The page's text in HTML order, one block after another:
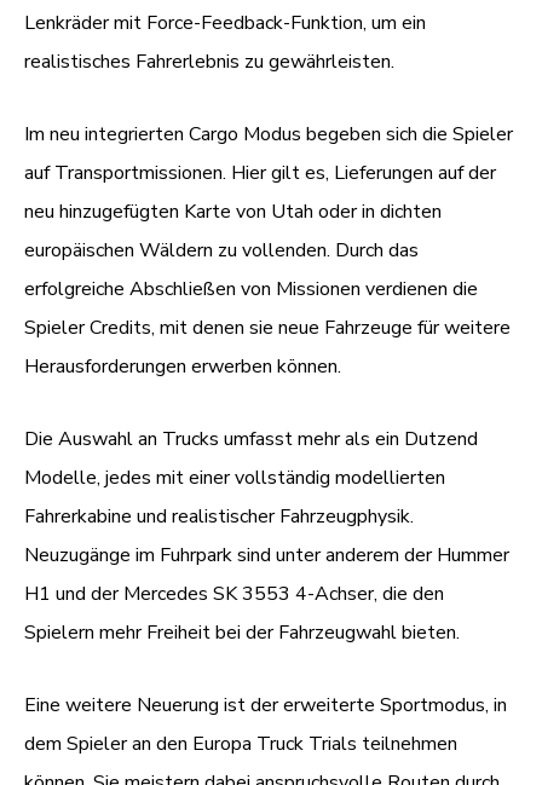
Lenkräder mit Force-Feedback-Funktion, um ein
realistisches Fahrerlebnis zu gewährleisten.
Im neu integrierten Cargo Modus begeben sich die Spieler
auf Transportmissionen. Hier gilt es, Lieferungen auf der
neu hinzugefügten Karte von Utah oder in dichten
europäischen Wäldern zu vollenden. Durch das
erfolgreiche Abschließen von Missionen verdienen die
Spieler Credits, mit denen sie neue Fahrzeuge für weitere
Herausforderungen erwerben können.
Die Auswahl an Trucks umfasst mehr als ein Dutzend
Modelle, jedes mit einer vollständig modellierten
Fahrerkabine und realistischer Fahrzeugphysik.
Neuzugänge im Fuhrpark sind unter anderem der Hummer
H1 und der Mercedes SK 3553 4-Achser, die den
Spielern mehr Freiheit bei der Fahrzeugwahl bieten.
Eine weitere Neuerung ist der erweiterte Sportmodus, in
dem Spieler an den Europa Truck Trials teilnehmen